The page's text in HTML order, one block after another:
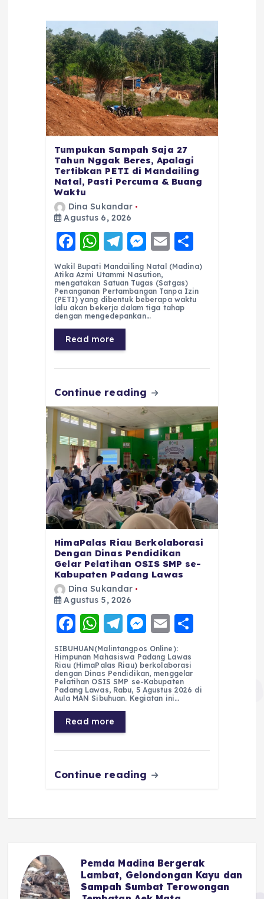
Tumpukan Sampah Saja 27
Tahun Nggak Beres, Apalagi
Tertibkan PETI di Mandailing
Natal, Pasti Percuma & Buang
Waktu
Dina Sukandar
Agustus 6, 2026
F
a
c
e
b
o
o
k
W
h
a
ts
A
p
p
T
el
e
g
r
a
m
M
e
ss
e
n
E
m
ai
l
h
a
re
Wakil Bupati Mandailing Natal (Madina)
Atika Azmi Utammi Nasution,
mengatakan Satuan Tugas (Satgas)
Penanganan Pertambangan Tanpa Izin
(PETI) yang dibentuk beberapa waktu
lalu akan bekerja dalam tiga tahap
dengan mengedepankan…
Read more
Continue reading
HimaPalas Riau Berkolaborasi
Dengan Dinas Pendidikan
Gelar Pelatihan OSIS SMP se-
Kabupaten Padang Lawas
Dina Sukandar
Agustus 5, 2026
F
a
c
e
b
o
o
k
W
h
a
ts
A
p
p
T
el
e
g
r
a
m
M
e
ss
e
n
E
m
ai
l
re
SIBUHUAN(Malintangpos Online):
Himpunan Mahasiswa Padang Lawas
Riau (HimaPalas Riau) berkolaborasi
dengan Dinas Pendidikan, menggelar
Pelatihan OSIS SMP se-Kabupaten
Padang Lawas, Rabu, 5 Agustus 2026 di
Aula MAN Sibuhuan. Kegiatan ini…
Read more
Continue reading
Pemda Madina Bergerak
Lambat, Gelondongan Kayu dan
Sampah Sumbat Terowongan